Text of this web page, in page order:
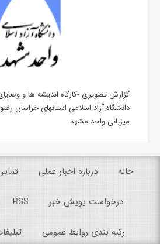
گزارش تصویری -کارگاه اندیشه ها و
دانشگاه آزاد اسلامی استانهای خراسان
میزبانی واحد مشهد
خانه درباره اخبار عملی
درخواست پویش خبر RSS
رتبه بندی روابط عمومی